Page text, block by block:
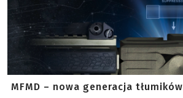
MFMD – nowa generacja tłumików